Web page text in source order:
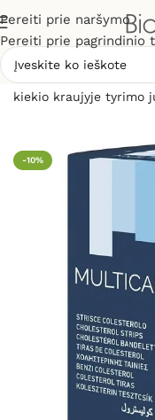
Pereiti prie naršymo
Pereiti prie pagrindinio
kiekio kraujyje tyrimo
-10%